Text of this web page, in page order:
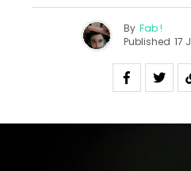
By Fab !
Published 17